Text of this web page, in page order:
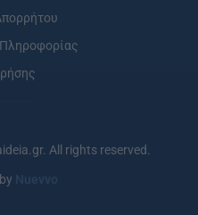
All rights reserved.